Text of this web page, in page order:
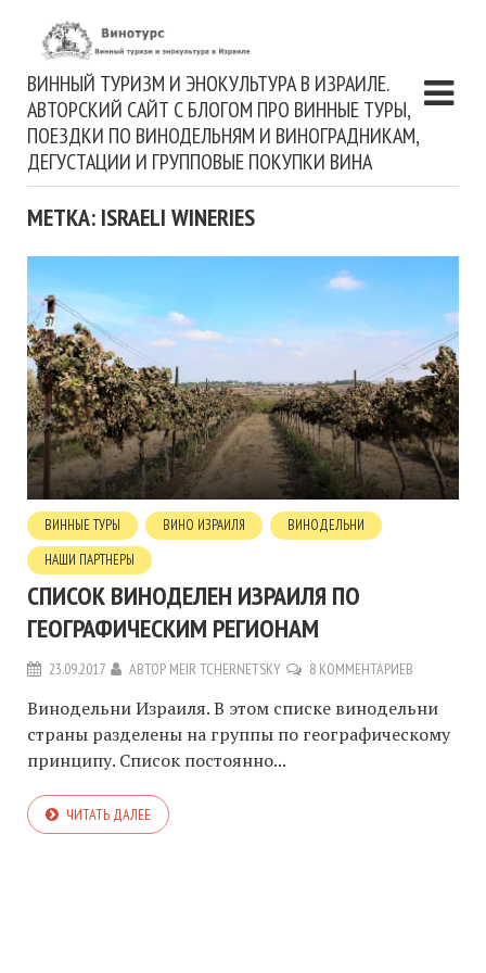
ВИННЫЙ ТУРИЗМ И ЭНОКУЛЬТУРА В ИЗРАИЛЕ.
АВТОРСКИЙ САЙТ С БЛОГОМ ПРО ВИННЫЕ ТУРЫ,
ПОЕЗДКИ ПО ВИНОДЕЛЬНЯМ И ВИНОГРАДНИКАМ,
ДЕГУСТАЦИИ И ГРУППОВЫЕ ПОКУПКИ ВИНА
МЕТКА: ISRAELI WINERIES
ВИННЫЕ ТУРЫ ВИНО ИЗРАИЛЯ
ВИНОДЕЛЬНИ
НАШИ ПАРТНЕРЫ
СПИСОК ВИНОДЕЛЕН ИЗРАИЛЯ ПО
ГЕОГРАФИЧЕСКИМ РЕГИОНАМ
23.09.2017 АВТОР MEIR TCHERNETSKY 8 КОММЕНТАРИЕВ
Винодельни Израиля. В этом списке винодельни
страны разделены на группы по географическому
принципу. Список постоянно...
ЧИТАТЬ ДАЛЕЕ